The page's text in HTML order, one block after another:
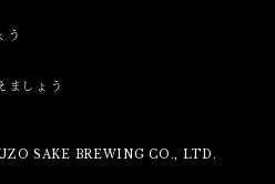
う
ましょう
SAKE BREWING CO., LTD.